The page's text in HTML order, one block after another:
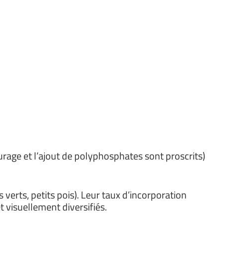
et l’ajout de polyphosphates sont proscrits)
petits pois). Leur taux d’incorporation
visuellement diversifiés.